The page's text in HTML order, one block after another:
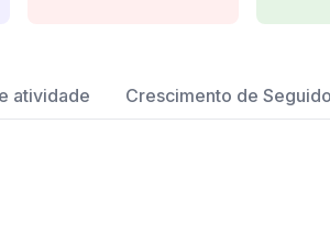
atividade Crescimento de